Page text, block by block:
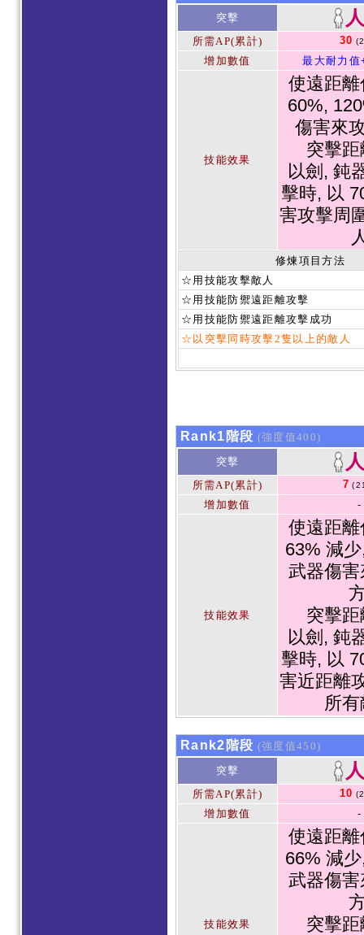
突擊
所需AP(累計) 30
增加數值 最大耐力值
技能效果
使遠距
60%,
傷害來
突擊
以劍, 鈍
擊時, 以
害攻擊周
修煉項目方法
☆用技能攻擊敵人
☆用技能防禦遠距離攻擊
☆用技能防禦遠距離攻擊成功
☆以突擊同時攻擊2隻以上的敵人
Rank1階段 (強度值400)
突擊
所需AP(累計) 7
增加數值 -
技能效果
使遠距
63% 減
武器傷
突擊
以劍, 鈍
擊時, 以
害近距離
所
Rank2階段 (強度值450)
突擊
所需AP(累計) 10
增加數值 -
技能效果
使遠距
66% 減
武器傷
突擊